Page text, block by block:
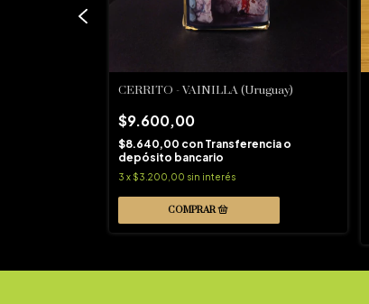
CERRITO - VAINILLA (Uruguay)
$9.600,00
$8.640,00 con Transferencia o
depósito bancario
3 x $3.200,00 sin interés